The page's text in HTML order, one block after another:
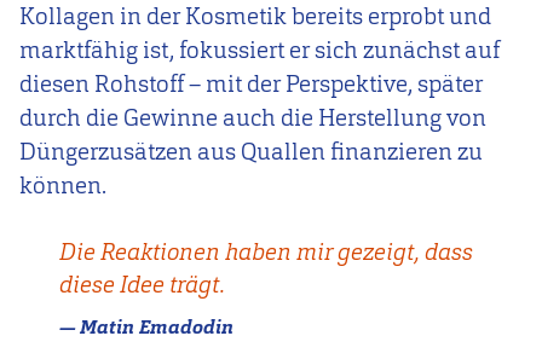
Kollagen in der Kosmetik bereits erprobt und
marktfähig ist, fokussiert er sich zunächst auf
diesen Rohstoff – mit der Perspektive, später
durch die Gewinne auch die Herstellung von
Düngerzusätzen aus Quallen finanzieren zu
können.
Die Reaktionen haben mir gezeigt, dass
diese Idee trägt.
Matin Emadodin